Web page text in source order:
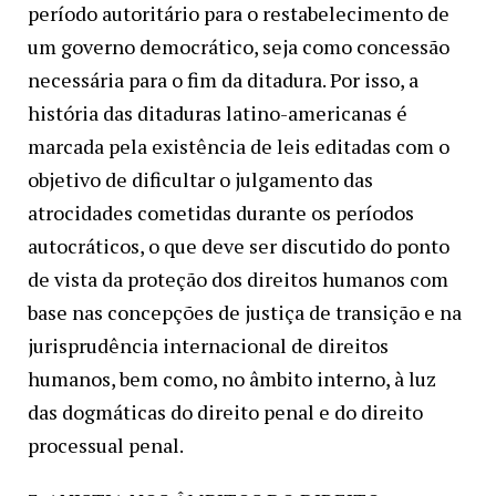
período autoritário para o restabelecimento de
um governo democrático, seja como concessão
necessária para o fim da ditadura. Por isso, a
história das ditaduras latino-americanas é
marcada pela existência de leis editadas com o
objetivo de dificultar o julgamento das
atrocidades cometidas durante os períodos
autocráticos, o que deve ser discutido do ponto
de vista da proteção dos direitos humanos com
base nas concepções de justiça de transição e na
jurisprudência internacional de direitos
humanos, bem como, no âmbito interno, à luz
das dogmáticas do direito penal e do direito
processual penal.